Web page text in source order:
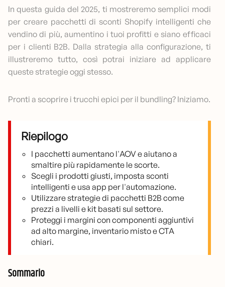
In questa guida del 2025, ti mostreremo semplici modi
per creare pacchetti di sconti Shopify intelligenti che
vendino di più, aumentino i tuoi profitti e siano efficaci
per i clienti B2B. Dalla strategia alla configurazione, ti
illustreremo tutto, così potrai iniziare ad applicare
queste strategie oggi stesso.
Pronti a scoprire i trucchi epici per il bundling? Iniziamo.
Riepilogo
I pacchetti aumentano l'AOV e aiutano a
smaltire più rapidamente le scorte.
Scegli i prodotti giusti, imposta sconti
intelligenti e usa app per l'automazione.
Utilizzare strategie di pacchetti B2B come
prezzi a livelli e kit basati sul settore.
Proteggi i margini con componenti aggiuntivi
ad alto margine, inventario misto e CTA
chiari.
Sommario